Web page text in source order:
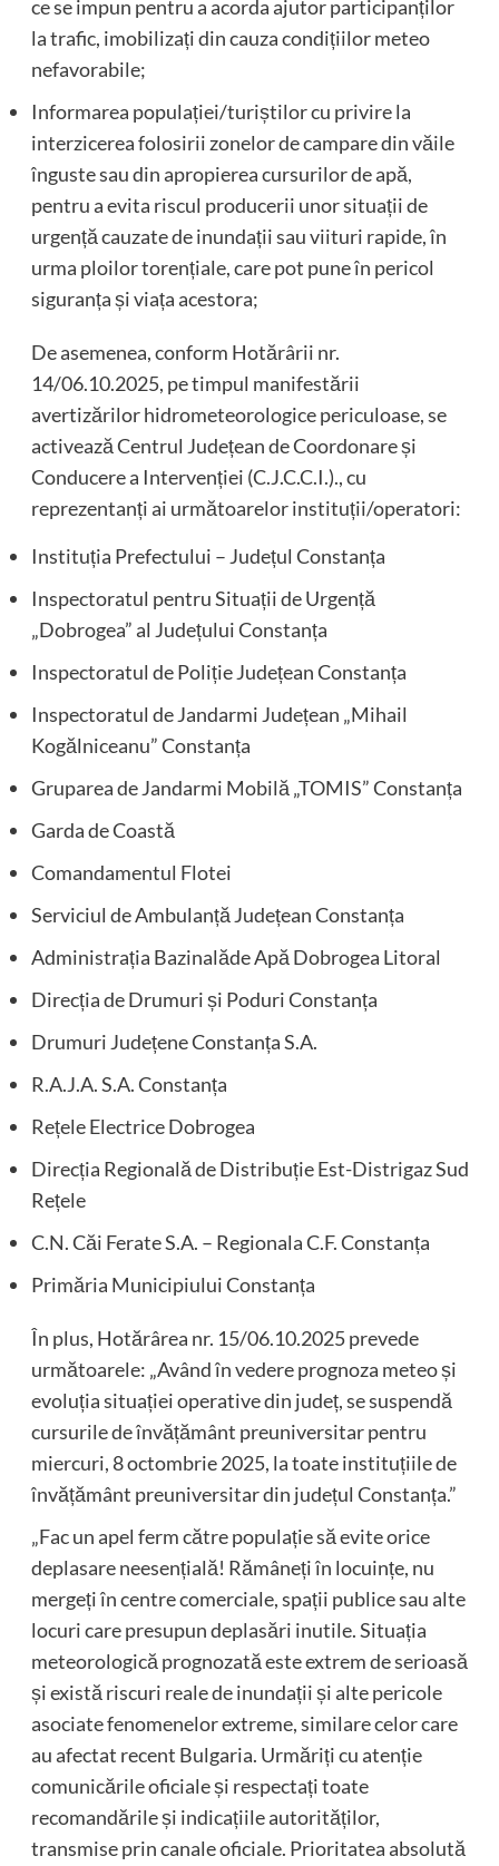
ce se impun pentru a acorda ajutor participanților
la trafic, imobilizați din cauza condițiilor meteo
nefavorabile;
Informarea populației/turiștilor cu privire la
interzicerea folosirii zonelor de campare din văile
înguste sau din apropierea cursurilor de apă,
pentru a evita riscul producerii unor situații de
urgență cauzate de inundații sau viituri rapide, în
urma ploilor torențiale, care pot pune în pericol
siguranța și viața acestora;
De asemenea, conform Hotărârii nr.
14/06.10.2025, pe timpul manifestării
avertizărilor hidrometeorologice periculoase, se
activează Centrul Județean de Coordonare și
Conducere a Intervenției (C.J.C.C.I.)., cu
reprezentanți ai următoarelor instituții/operatori:
Instituția Prefectului – Județul Constanța
Inspectoratul pentru Situații de Urgență
„Dobrogea” al Județului Constanța
Inspectoratul de Poliție Județean Constanța
Inspectoratul de Jandarmi Județean „Mihail
Kogălniceanu” Constanța
Gruparea de Jandarmi Mobilă „TOMIS” Constanța
Garda de Coastă
Comandamentul Flotei
Serviciul de Ambulanță Județean Constanța
Administrația Bazinalăde Apă Dobrogea Litoral
Direcția de Drumuri și Poduri Constanța
Drumuri Județene Constanța S.A.
R.A.J.A. S.A. Constanța
Rețele Electrice Dobrogea
Direcția Regională de Distribuție Est-Distrigaz Sud
Rețele
C.N. Căi Ferate S.A. – Regionala C.F. Constanța
Primăria Municipiului Constanța
În plus, Hotărârea nr. 15/06.10.2025 prevede
următoarele: „Având în vedere prognoza meteo și
evoluția situației operative din județ, se suspendă
cursurile de învățământ preuniversitar pentru
miercuri, 8 octombrie 2025, la toate instituțiile de
învățământ preuniversitar din județul Constanța.”
„Fac un apel ferm către populație să evite orice
deplasare neesențială! Rămâneți în locuințe, nu
mergeți în centre comerciale, spații publice sau alte
locuri care presupun deplasări inutile. Situația
meteorologică prognozată este extrem de serioasă
și există riscuri reale de inundații și alte pericole
asociate fenomenelor extreme, similare celor care
au afectat recent Bulgaria. Urmăriți cu atenție
comunicările oficiale și respectați toate
recomandările și indicațiile autorităților,
transmise prin canale oficiale. Prioritatea absolută